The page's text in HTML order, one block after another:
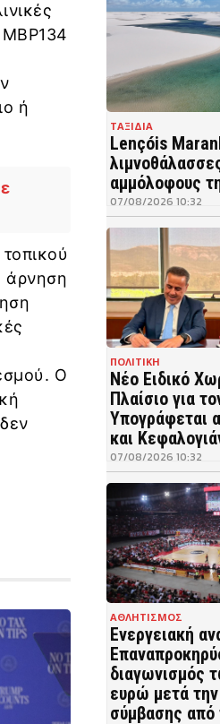
ή
άρνηση
Ο
ΤΑΞΙΔΙΑ
Lençóis
αμμόλοφους
07/08/2026 10:32
ΠΟΛΙΤΙΚΗ
Νέο Ειδικό
Πλαίσιο για
Υπογράφεται
και
07/08/2026 10:32
ΑΘΛΗΤΙΣΜΟΣ
Ενεργειακή
διαγωνισμός
ευρώ μετά
σύμβασης από